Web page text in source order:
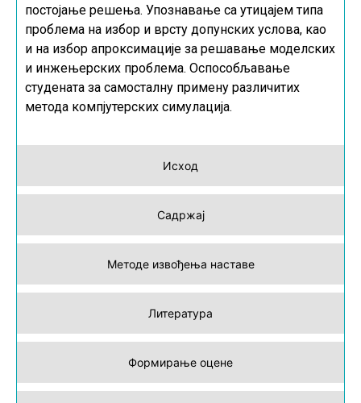
Исход
Садржај
Методе извођења наставе
Литература
Формирање оцене
постојање решења. Упознавање са утицајем типа
проблема на избор и врсту допунских услова, као
и на избор апроксимације за решавање моделских
и инжењерских проблема. Оспособљавање
студената за самосталну примену различитих
метода компјутерских симулација.